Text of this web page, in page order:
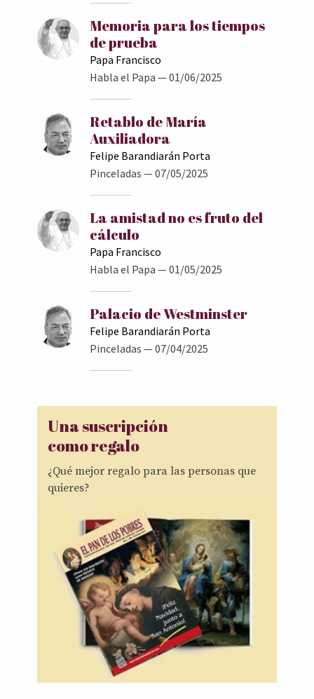
Memoria para los tiempos
de prueba
Papa Francisco
Habla el Papa — 01/06/2025
Retablo de María
Auxiliadora
Felipe Barandiarán Porta
Pinceladas — 07/05/2025
La amistad no es fruto del
cálculo
Papa Francisco
Habla el Papa — 01/05/2025
Palacio de Westminster
Felipe Barandiarán Porta
Pinceladas — 07/04/2025
Una suscripción
como regalo
¿Qué mejor regalo para las personas que
quieres?